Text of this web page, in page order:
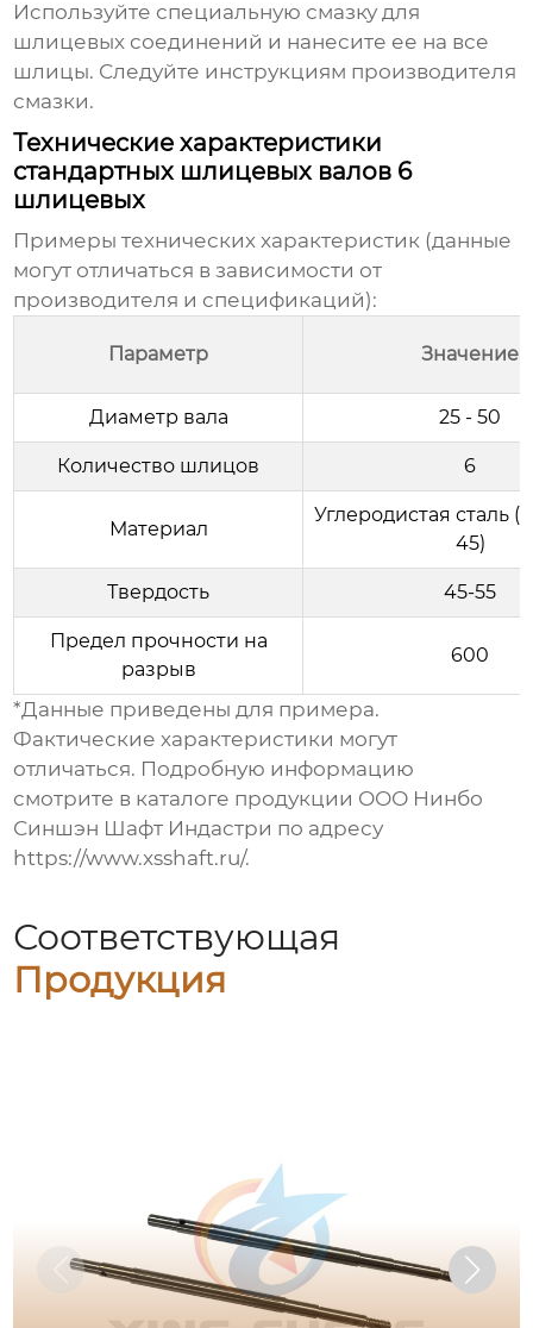
Используйте специальную смазку для
шлицевых соединений и нанесите ее на все
шлицы. Следуйте инструкциям производителя
смазки.
Технические характеристики
стандартных шлицевых валов 6
шлицевых
Примеры технических характеристик (данные
могут отличаться в зависимости от
производителя и спецификаций):
Параметр Значение
Диаметр вала 25 - 50
Количество шлицов 6
Материал
Углеродистая сталь
45)
Твердость 45-55
Предел прочности на
разрыв
600
*Данные приведены для примера.
Фактические характеристики могут
отличаться. Подробную информацию
смотрите в каталоге продукции ООО Нинбо
Синшэн Шафт Индастри по адресу
https://www.xsshaft.ru/.
Соответствующая
Продукция